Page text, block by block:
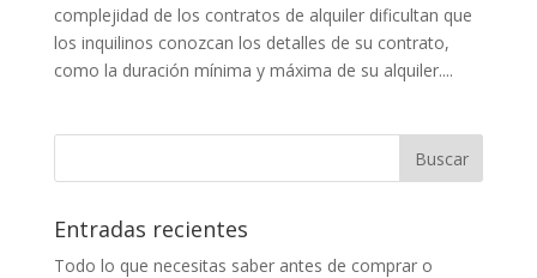
complejidad de los contratos de alquiler dificultan que
los inquilinos conozcan los detalles de su contrato,
como la duración mínima y máxima de su alquiler....
Entradas recientes
Todo lo que necesitas saber antes de comprar o